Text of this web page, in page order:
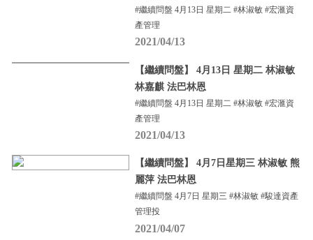
#繼續問盤 4月13日 星期二 #林淑敏 #宏滙資
產管理
2021/04/13
【繼續問盤】 4月13日 星期二 林淑敏
林嘉麒 法巴林恩
#繼續問盤 4月13日 星期二 #林淑敏 #宏滙資
產管理
2021/04/13
【繼續問盤】 4月7日星期三 林淑敏 熊
麗萍 法巴林恩
#繼續問盤 4月7日 星期三 #林淑敏 #駿達資產
管理投
2021/04/07